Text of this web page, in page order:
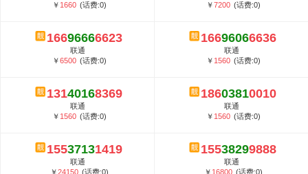
￥ 1660 (话费:0)
￥7200 (话费:0)
16696666623
联通
￥6500 (话费:0)
16696066636
联通
￥ 1560 (话费:0)
13140168369
联通
￥ 1560 (话费:0)
18603810010
联通
￥ 1560 (话费:0)
15537131419
联通
￥24150 (话费:0)
15538299888
联通
￥ 16800 (话费:0)